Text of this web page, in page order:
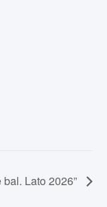
Lato 2026”